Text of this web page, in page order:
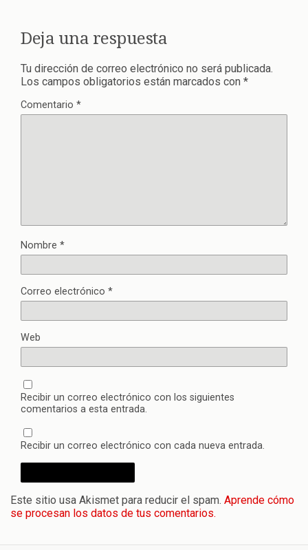
Deja una respuesta
Tu dirección de correo electrónico no será publicada.
Los campos obligatorios están marcados con *
Comentario *
Nombre *
Correo electrónico *
Web
Recibir un correo electrónico con los siguientes
comentarios a esta entrada.
Recibir un correo electrónico con cada nueva entrada.
Este sitio usa Akismet para reducir el spam. Aprende cómo
se procesan los datos de tus comentarios.